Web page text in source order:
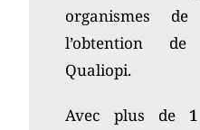
organismes
l’obtention
Qualiopi.
Avec plus de